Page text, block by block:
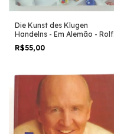
Die Kunst des Klugen
Handelns - Em Alemão - Rolf
Dobelli
R$55,00